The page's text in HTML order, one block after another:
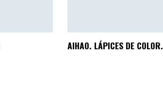
AIHAO. LÁPICES DE COLOR.